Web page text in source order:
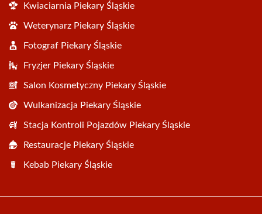
Kwiaciarnia Piekary Śląskie
Weterynarz Piekary Śląskie
Fotograf Piekary Śląskie
Fryzjer Piekary Śląskie
Salon Kosmetyczny Piekary Śląskie
Wulkanizacja Piekary Śląskie
Stacja Kontroli Pojazdów Piekary Śląskie
Restauracje Piekary Śląskie
Kebab Piekary Śląskie